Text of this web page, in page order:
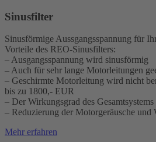
Sinusfilter
Sinusförmige Aussgangsspannung für
Vorteile des REO-Sinusfilters:
– Ausgangsspannung wird sinusförmig
– Auch für sehr lange Motorleitungen
– Geschirmte Motorleitung wird nicht
bis zu 1800,- EUR
– Der Wirkungsgrad des
– Reduzierung der Motorgeräusche und
Mehr erfahren